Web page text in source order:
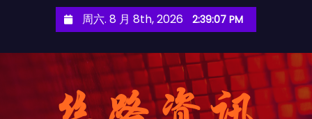
周六. 8 月 8th, 2026 2:39:08 PM